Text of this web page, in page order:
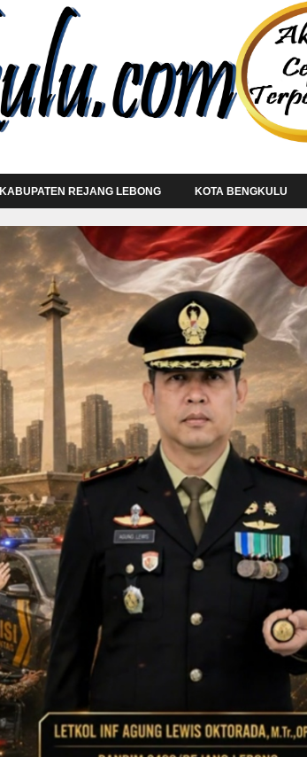
KABUPATEN REJANG LEBONG KOTA BENGKULU